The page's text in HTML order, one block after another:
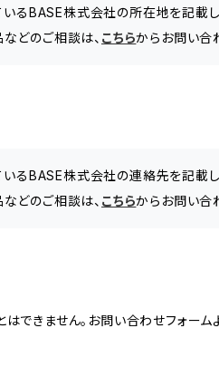
いるBASE株式会社の所在地を記載し
どのご相談は、 こちらからお問い合
いるBASE株式会社の連絡先を記載し
どのご相談は、 こちらからお問い合
きません。お問い合わせフォーム